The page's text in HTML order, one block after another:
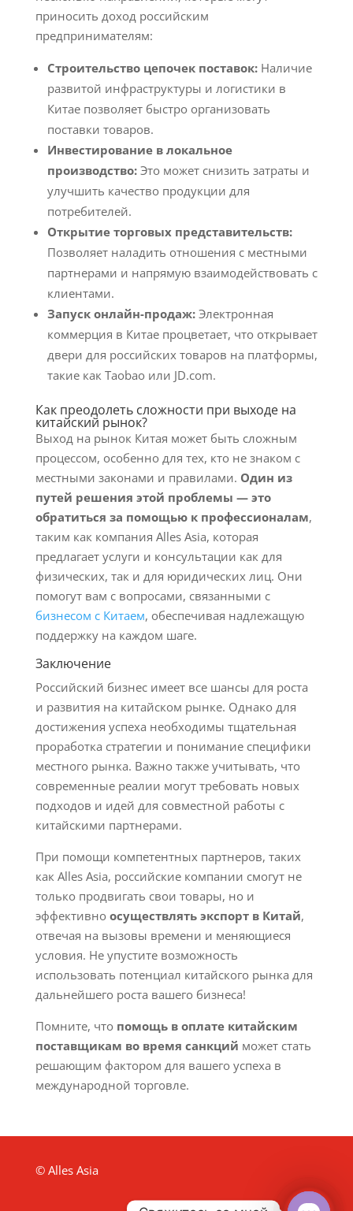
приносить доход российским
предпринимателям:
Строительство цепочек поставок:Наличие
развитой инфраструктуры и логистики в
Китае позволяет быстро организовать
поставки товаров.
Инвестирование в локальное
производство:Это может снизить затраты и
улучшить качество продукции для
потребителей.
Открытие торговых представительств:
Позволяет наладить отношения с местными
партнерами и напрямую взаимодействовать с
клиентами.
Запуск онлайн-продаж:Электронная
коммерция в Китае процветает, что открывает
двери для российских товаров на платформы,
такие как Taobao или JD.com.
Как преодолеть сложности при выходе на
китайский рынок?
Выход на рынок Китая может быть сложным
процессом, особенно для тех, кто не знаком с
местными законами и правилами. Один из
путей решения этой проблемы — это
обратиться за помощью к профессионалам,
таким как компания Alles Asia, которая
предлагает услуги и консультации как для
физических, так и для юридических лиц. Они
помогут вам с вопросами, связанными с
бизнесом с Китаем, обеспечивая надлежащую
поддержку на каждом шаге.
Заключение
Российский бизнес имеет все шансы для роста
и развития на китайском рынке. Однако для
достижения успеха необходимы тщательная
проработка стратегии и понимание специфики
местного рынка. Важно также учитывать, что
современные реалии могут требовать новых
подходов и идей для совместной работы с
китайскими партнерами.
При помощи компетентных партнеров, таких
как Alles Asia, российские компании смогут не
только продвигать свои товары, но и
эффективно осуществлять экспорт в Китай,
отвечая на вызовы времени и меняющиеся
условия. Не упустите возможность
использовать потенциал китайского рынка для
дальнейшего роста вашего бизнеса!
Помните, что помощь в оплате китайским
поставщикам во время санкций может стать
решающим фактором для вашего успеха в
международной торговле.
© Alles Asia